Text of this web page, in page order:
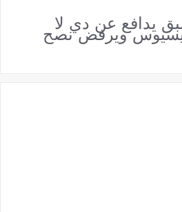
يدافع عن دي لا
ويرفض نصح